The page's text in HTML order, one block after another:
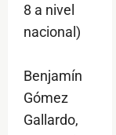
8 a nivel
nacional)
Benjamín
Gómez
Gallardo,